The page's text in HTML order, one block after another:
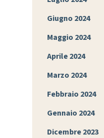
Giugno 2024
Maggio 2024
Aprile 2024
Marzo 2024
Febbraio 2024
Gennaio 2024
Dicembre 2023